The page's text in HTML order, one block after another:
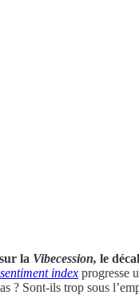
la Vibecession, le
index progresse
? Sont-ils trop sous